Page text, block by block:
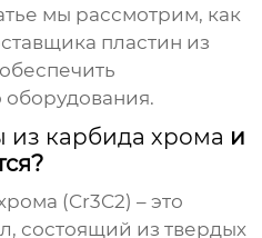
мы рассмотрим, как
пластин из
оборудования.
из карбида хрома и
(Cr3C2) – это
состоящий из твердых